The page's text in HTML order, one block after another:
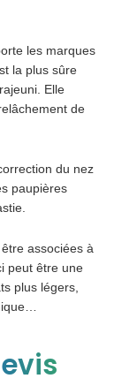
les marques
la plus sûre
Elle
de
du nez
paupières
associées à
peut être une
plus légers,